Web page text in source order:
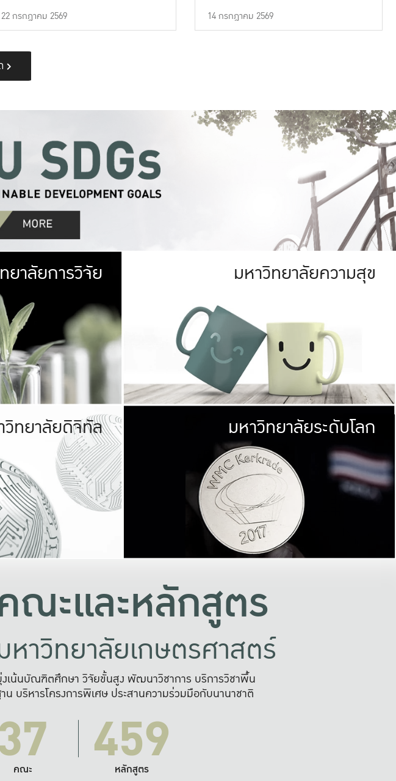
22 กรกฎาคม 2569 14 กรกฎาคม 2569
มหาวิทยาลัย
เกษตรศาสตร์ มีพื้นที่เขียวสดใส หนาแน่น
เป็นป่าในเมือง (URBAN FOREST)
เกษตรในเมือง (URBAN AGRICULTURE)
ที่นับรวมกันได้ประมาณ 1,400 ไร่
ยาลัยการวิจัย มหาวิทยาลัย
ให้กับประชาชน
มหาวิทยาลัยความสุข
ทยาลัยรับผิดชอบต่อสังคม
ร่วมมือกับชุมชน เพื่อความกินดีอยู่ดี
และความสุขอย่างยั่งยืน
มองปัญหาในภาพกว้าง
แก้ไขจากปัญหาจุดเล็กๆ
วิทยาลัยดิจิทัล มหาวิทยา
พร้อมที่จ
และผลักดันในการใช้ระบบส
เพื่อการทำงานแ
มหาวิทยาลัยระดับโลก
ณะและหลักสูตร
หาวิทยาลัยเกษตรศาสตร์
เน้นบัณฑิตศึกษา วิจัยขั้นสูง พัฒนาวิชาการ บริการวิชาพื้น
น บริหารโครงการพิเศษ ประสานความร่วมมือกับนานาชาติ
คณะ 459
หลักสูตร